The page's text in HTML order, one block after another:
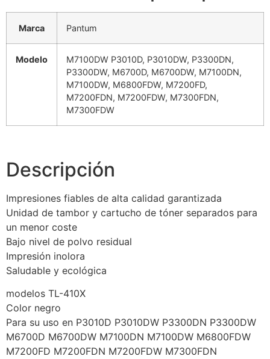
Marca Pantum
Modelo
M7100DW P3010D, P3010DW, P3300DN,
P3300DW, M6700D, M6700DW, M7100DN,
M7100DW, M6800FDW, M7200FD,
M7200FDN, M7200FDW, M7300FDN,
M7300FDW
Descripción
Impresiones fiables de alta calidad garantizada
Unidad de tambor y cartucho de tóner separados para
un menor coste
Bajo nivel de polvo residual
Impresión inolora
Saludable y ecológica
modelos TL-410X
Color negro
Para su uso en P3010D P3010DW P3300DN P3300DW
M6700D M6700DW M7100DN M7100DW M6800FDW
M7200FD M7200FDN M7200FDW M7300FDN